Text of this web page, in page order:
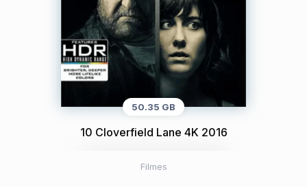
50.35 GB
10 Cloverfield Lane 4K 2016
Filmes